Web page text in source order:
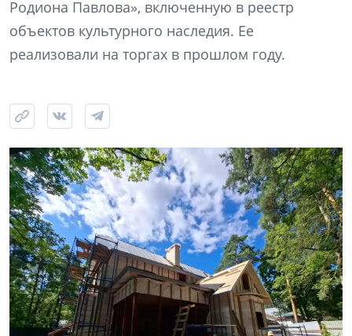
Родиона Павлова», включенную в реестр
объектов культурного наследия. Ее
реализовали на торгах в прошлом году.